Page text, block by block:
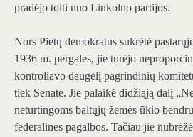
pradėjo tolti nuo Linkolno partijos.
Nors Pietų demokratus sukrėtė
1936 m. pergales, jie turėjo
kontroliavo daugelį pagrindinių
tiek Senate. Jie palaikė didžiąją dalį
neturtingoms baltųjų žemės ūkio
federalinės pagalbos. Tačiau jie